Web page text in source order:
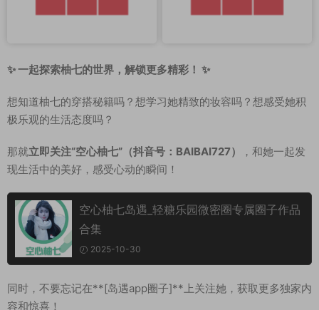
✨ 一起探索柚七的世界，解锁更多精彩！ ✨
想知道柚七的穿搭秘籍吗？想学习她精致的妆容吗？想感受她积
极乐观的生活态度吗？
那就立即关注“空心柚七”（抖音号：BAIBAI727）
，和她一起发
现生活中的美好，感受心动的瞬间！
空心柚七岛遇_轻糖乐园微密圈专属圈子作品
合集
2025-10-30
同时，不要忘记在**[岛遇app圈子]**上关注她，获取更多独家内
容和惊喜！